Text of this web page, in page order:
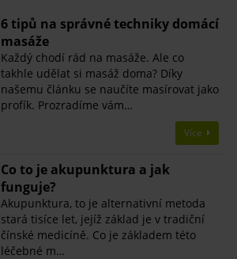
6 tipů na správné techniky domácí
masáže
Každý chodí rád na masáže. Ale co
takhle udělat si masáž doma? Díky
našemu článku se naučíte masírovat jako
profík. Prozradíme vám…
Více
Co to je akupunktura a jak
funguje?
Akupunktura, to je alternativní metoda
stará tisíce let, jejíž základ je v tradiční
čínské medicíně. Co je základem této
léčebné m…